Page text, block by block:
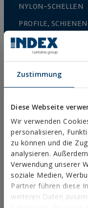
Zustimmung
Diese Webseite
Wir verwenden
personalisieren,
zu können und die
analysieren.
Verwendung unserer
soziale Medien,
Partner führen diese
weiteren Daten
NYLON-SCHELLEN
PROFILE,
SOLARMODULE
SANITÄR-UND
ONLINE-KATALOG
ZUGRIFF ZU
NEUHEITEN UND